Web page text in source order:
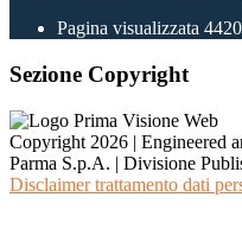
Pagina visualizzata 4420
Sezione Copyright
Copyright 2026 | Engineered
Parma S.p.A. | Divisione
Disclaimer trattamento dati